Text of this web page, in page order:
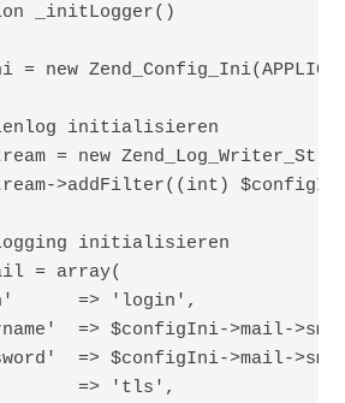
_initLogger()
= new
initialisieren
= new
>addFilter((int)
initialisieren
= array(
=> 'login',
=> $configIni->mail-
=> $configIni->mail-
=> 'tls',